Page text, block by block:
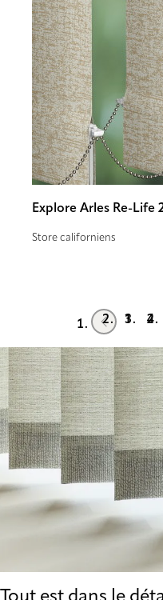
Explore Arles Re-Life
Store californiens
Prev 1 2